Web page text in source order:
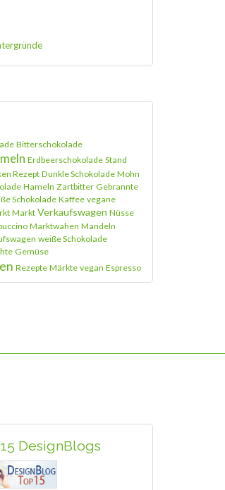
Bitterschokolade
Erdbeerschokolade Stand
Rezept Dunkle Schokolade Mohn
Hameln Zartbitter Gebrannte
Schokolade Kaffee vegane
Markt Verkaufswagen Nüsse
Marktwahen Mandeln
weiße Schokolade
Gemüse
Rezepte Märkte vegan Espresso
DesignBlogs